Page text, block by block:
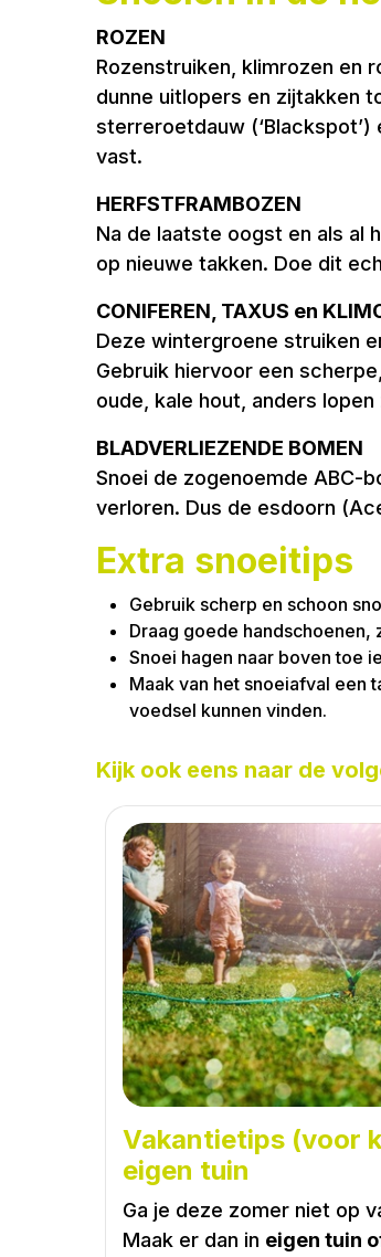
ROZEN
Rozenstruiken, klimrozen en
dunne uitlopers en zijtakken
sterreroetdauw
vast.
HERFSTFRAMBOZEN
Na de laatste oogst en als al
op nieuwe takken. Doe dit
CONIFEREN, TAXUS en
Deze wintergroene struiken
Gebruik hiervoor een
oude, kale hout, anders
BLADVERLIEZENDE BOMEN
Snoei de zogenoemde ABC-
verloren. Dus de esdoorn
Extra snoeitips
Gebruik scherp en schoon
Draag goede
Snoei hagen naar boven toe
Maak van het snoeiafval een
voedsel kunnen vinden.
Kijk ook eens naar de
Vakantietips (voor
eigen tuin
Ga je deze zomer niet op
Maak er dan in eigen tuin